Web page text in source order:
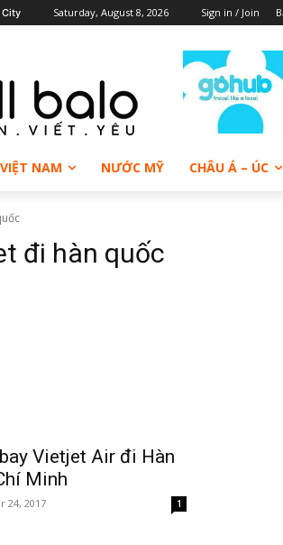
City Saturday, August 8, 2026 Sign in / Join
VIỆT NAM NƯỚC MỸ CHÂU Á – ÚC
đi hàn quốc
Vietjet Air đi Hàn
Minh
24, 2017 1